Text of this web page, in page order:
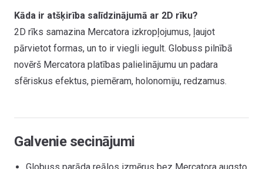
Kāda ir atšķirība salīdzinājumā ar 2D rīku?
2D rīks samazina Mercatora izkropļojumus, ļaujot
pārvietot formas, un to ir viegli iegult. Globuss pilnībā
novērš Mercatora platības palielinājumu un padara
sfēriskus efektus, piemēram, holonomiju, redzamus.
Galvenie secinājumi